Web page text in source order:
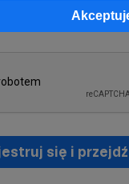
newslettera. Opcja ta
się i